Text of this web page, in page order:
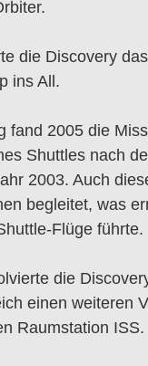
die Discovery
ins All.
fand 2005 die
Shuttles nach
2003. Auch
begleitet, was
Flüge führte.
die
einen weiteren
Raumstation ISS.